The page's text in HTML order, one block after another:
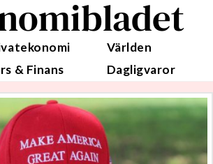
Världen
& Finans Dagligvaror